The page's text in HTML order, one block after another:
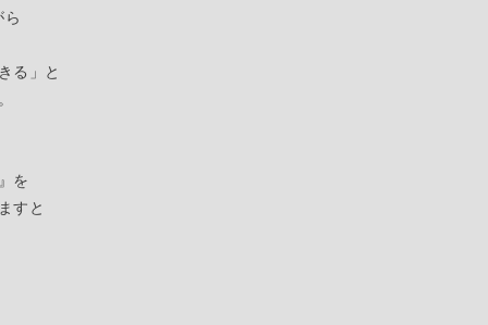
ら
る」
と
を
すと